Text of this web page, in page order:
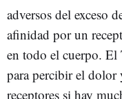
adversos del exceso
afinidad por un
en todo el cuerpo. El
para percibir el dolor
receptores si hay